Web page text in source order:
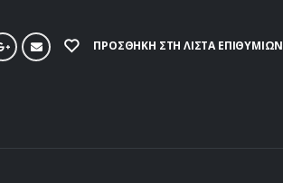
ΠΡΟΣΘΉΚΗ ΣΤΗ ΛΊΣΤΑ ΕΠΙΘΥΜΙΏΝ